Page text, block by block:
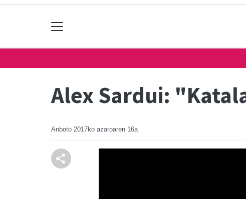
Alex Sardui:
Anboto 2017ko azaroaren 16a